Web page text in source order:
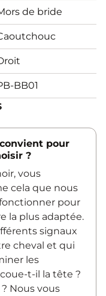
de bride
BB01
pour
?
vous
cela que nous
pour
la plus adaptée.
signaux
cheval et qui
les
t-il la tête ?
Nous vous